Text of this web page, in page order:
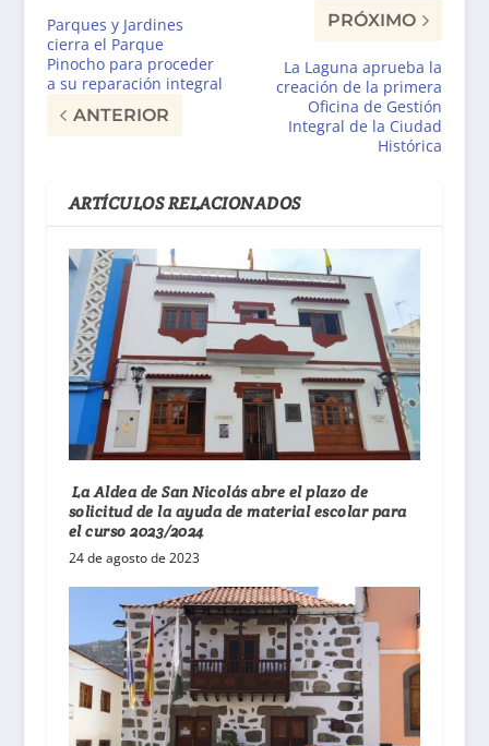
Parques y Jardines
cierra el Parque
Pinocho para proceder
a su reparación integral
ANTERIOR
PRÓXIMO
La Laguna aprueba la
creación de la primera
Oficina de Gestión
Integral de la Ciudad
Histórica
ARTÍCULOS RELACIONADOS
La Aldea de San Nicolás abre el plazo de
solicitud de la ayuda de material escolar para
el curso 2023/2024
24 de agosto de 2023